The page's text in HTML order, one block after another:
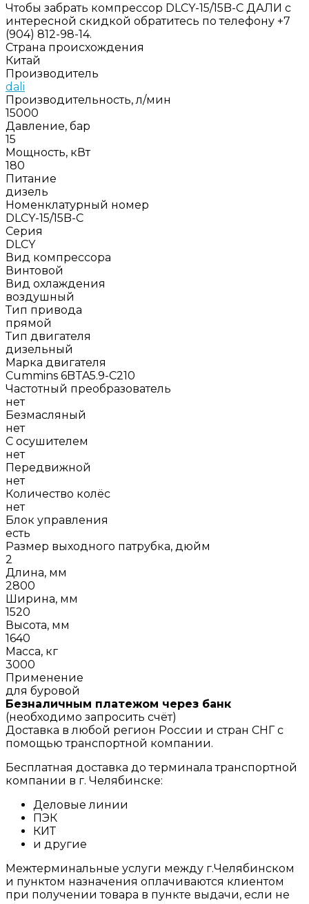
Чтобы забрать компрессор DLCY-15/15B-C ДАЛИ с
интересной скидкой обратитесь по телефону +7
(904) 812-98-14.
Страна происхождения
Китай
Производитель
dali
Производительность, л/мин
15000
Давление, бар
15
Мощность, кВт
180
Питание
дизель
Номенклатурный номер
DLCY-15/15B-C
Серия
DLCY
Вид компрессора
Винтовой
Вид охлаждения
воздушный
Тип привода
прямой
Тип двигателя
дизельный
Марка двигателя
Cummins 6BTA5.9-С210
Частотный преобразователь
нет
Безмасляный
нет
С осушителем
нет
Передвижной
нет
Количество колёс
нет
Блок управления
есть
Размер выходного патрубка, дюйм
2
Длина, мм
2800
Ширина, мм
1520
Высота, мм
1640
Масса, кг
3000
Применение
для буровой
Безналичным платежом через банк
(необходимо запросить счёт)
Доставка в любой регион России и стран СНГ с
помощью транспортной компании.
Бесплатная доставка до терминала транспортной
компании в г. Челябинске:
Деловые линии
ПЭК
КИТ
и другие
Межтерминальные услуги между г.Челябинском
и пунктом назначения оплачиваются клиентом
при получении товара в пункте выдачи, если не